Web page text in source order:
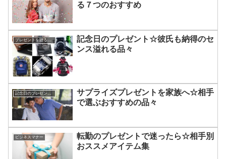
る７つのおすすめ
プレゼントを贈るコツ
記念日のプレゼント☆彼氏も納得のセ
ンス溢れる品々
記念日のプレゼントを贈るコツ
サプライズプレゼントを家族へ☆相手
で選ぶおすすめの品々
ビジネスマナー
転勤のプレゼントで迷ったら☆相手別
おススメアイテム集